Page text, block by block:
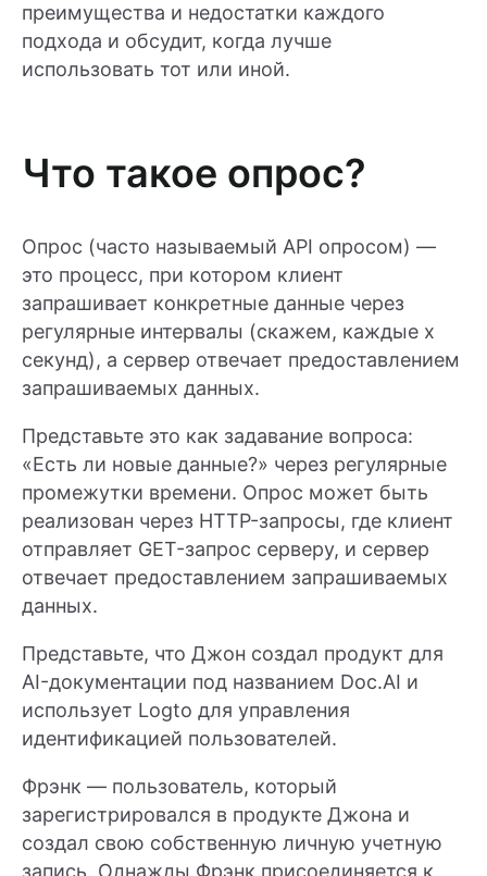
преимущества и недостатки каждого
подхода и обсудит, когда лучше
использовать тот или иной.
Что такое опрос?
Опрос (часто называемый API опросом) —
это процесс, при котором клиент
запрашивает конкретные данные через
регулярные интервалы (скажем, каждые x
секунд), а сервер отвечает предоставлением
запрашиваемых данных.
Представьте это как задавание вопроса:
«Есть ли новые данные?» через регулярные
промежутки времени. Опрос может быть
реализован через HTTP-запросы, где клиент
отправляет GET-запрос серверу, и сервер
отвечает предоставлением запрашиваемых
данных.
Представьте, что Джон создал продукт для
AI-документации под названием Doc.AI и
использует Logto для управления
идентификацией пользователей.
Фрэнк — пользователь, который
зарегистрировался в продукте Джона и
создал свою собственную личную учетную